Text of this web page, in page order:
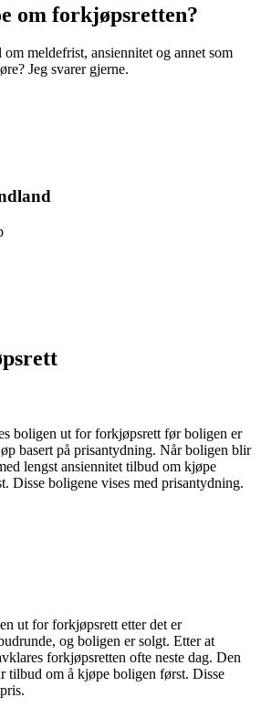
om forkjøpsretten?
meldefrist, ansiennitet og annet som
Jeg svarer gjerne.
boligen ut for forkjøpsrett før boligen er
basert på prisantydning. Når boligen blir
lengst ansiennitet tilbud om kjøpe
Disse boligene vises med prisantydning.
ut for forkjøpsrett etter det er
og boligen er solgt. Etter at
forkjøpsretten ofte neste dag. Den
tilbud om å kjøpe boligen først. Disse